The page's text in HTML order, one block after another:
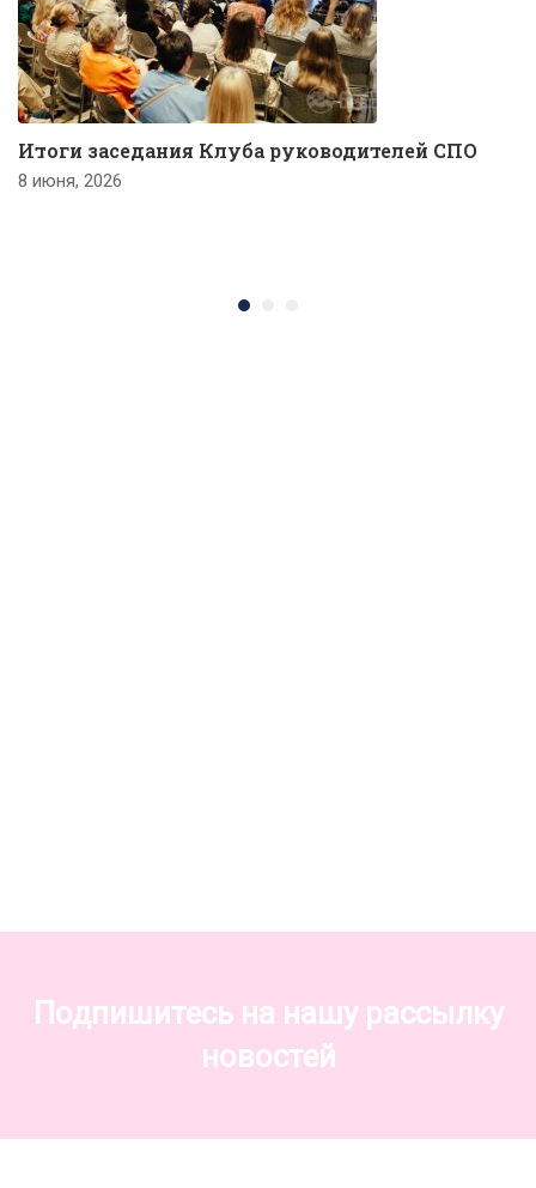
Итоги заседания Клуба руководителей СПО
8 июня, 2026
Подпишитесь на нашу рассылку
новостей